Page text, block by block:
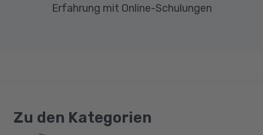
Erfahrung mit Online-Schulungen
Zu den Kategorien